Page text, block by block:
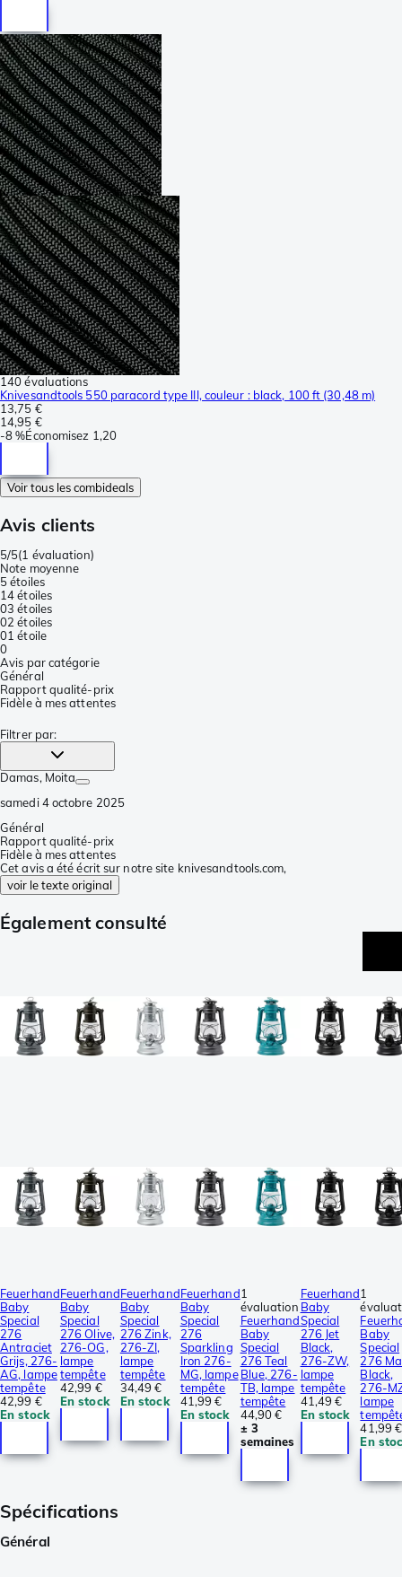
140 évaluations
Knivesandtools 550 paracord type III, couleur : black, 100 ft (30,48 m)
13,75 €
14,95 €
-8 %Économisez 1,20
Voir tous les combideals
Avis clients
5/5(1 évaluation)
Note moyenne
5 étoiles
14 étoiles
03 étoiles
02 étoiles
01 étoile
0
Avis par catégorie
Général
Rapport qualité-prix
Fidèle à mes attentes
Filtrer par:
Damas, Moita
samedi 4 octobre 2025
Général
Rapport qualité-prix
Fidèle à mes attentes
Cet avis a été écrit sur notre site knivesandtools.com,
voir le texte original
Également consulté
Feuerhand
Baby
Special
276
Antraciet
Grijs, 276-
AG, lampe
tempête
42,99 €
En stock
Feuerhand
Baby
Special
276 Olive,
276-OG,
lampe
tempête
42,99 €
En stock
Feuerhand
Baby
Special
276 Zink,
276-ZI,
lampe
tempête
34,49 €
En stock
Feuerhand
Baby
Special
276
Sparkling
Iron 276-
MG, lampe
tempête
41,99 €
En stock
1
évaluation
Feuerhand
Baby
Special
276 Teal
Blue, 276-
TB, lampe
tempête
44,90 €
± 3
semaines
Feuerhand
Baby
Special
276 Jet
Black,
276-ZW,
lampe
tempête
41,49 €
En stock
1
Baby
Special
276
Black,
276-
lampe
41,99 €
En
Spécifications
Général